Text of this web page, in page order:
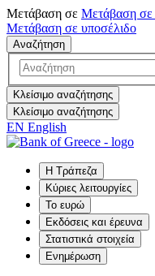
Μετάβαση σε Μετάβαση σε
Μετάβαση σε υποσέλιδο
Αναζήτηση
Κλείσιμο αναζήτησης
Κλείσιμο αναζήτησης
EN English
Η Τράπεζα
Κύριες λειτουργίες
Το ευρώ
Εκδόσεις και έρευνα
Στατιστικά στοιχεία
Ενημέρωση